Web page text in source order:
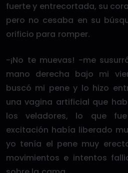
fuerte y entrecortada, su
pero no cesaba en su
orificio para romper.
-¡No te muevas! -me
mano derecha bajo mi
buscó mi pene y lo hizo
una vagina artificial que
los veladores, lo que
excitación había liberado
yo tenía el pene muy
movimientos e intentos